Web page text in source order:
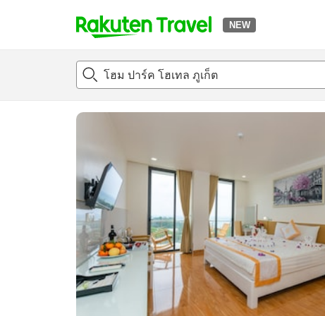
NEW
t
p
a
a
c
h
แนะนำที่พัก ห้องพักและแพลนพัก รีวิว